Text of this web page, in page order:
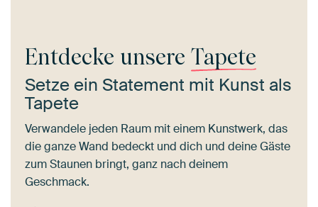
Entdecke unsere Tapete
Setze ein Statement mit Kunst als
Tapete
Verwandele jeden Raum mit einem Kunstwerk, das
die ganze Wand bedeckt und dich und deine Gäste
zum Staunen bringt, ganz nach deinem
Geschmack.